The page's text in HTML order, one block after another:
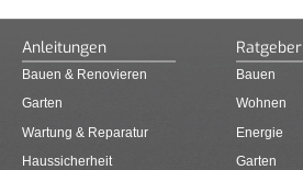
Anleitungen
Bauen & Renovieren
Garten
Wartung & Reparatur
Haussicherheit
Ratgeber
Bauen
Wohnen
Energie
Garten